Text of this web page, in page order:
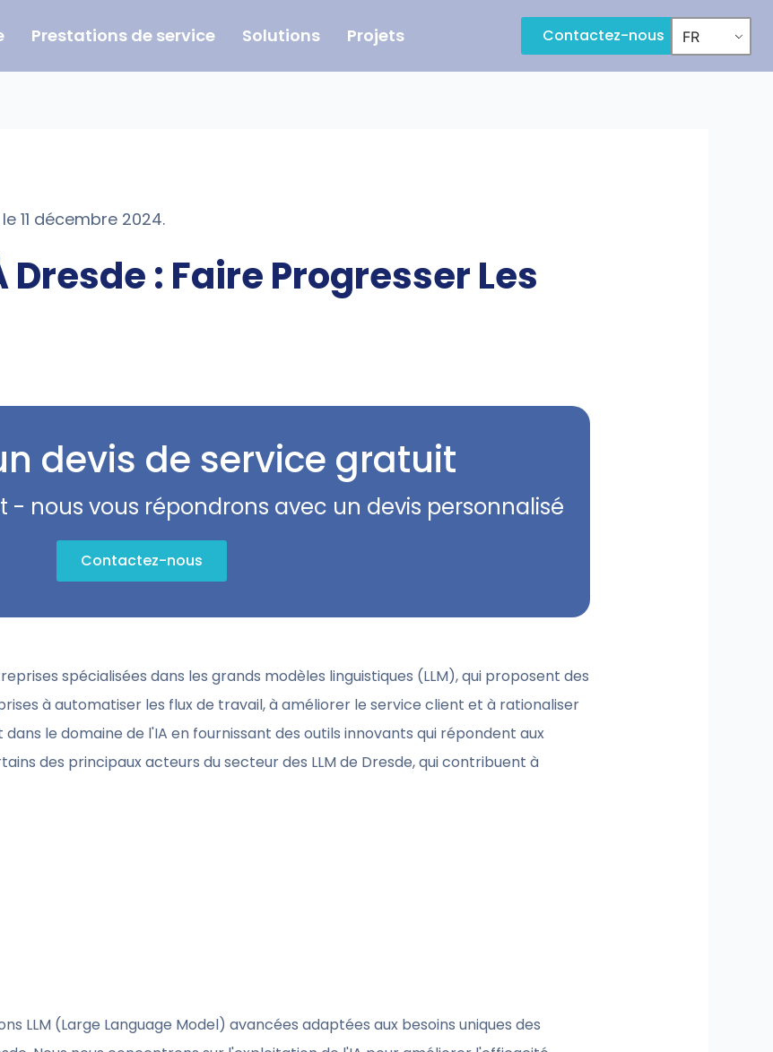
Prestations de service Solutions Projets Contactez-nous FR
11 décembre 2024.
Dresde : Faire Progresser Les
devis de service gratuit
- nous vous répondrons avec un devis personnalisé
Contactez-nous
spécialisées dans les grands modèles linguistiques (LLM), qui proposent des
à automatiser les flux de travail, à améliorer le service client et à rationaliser
le domaine de l'IA en fournissant des outils innovants qui répondent aux
des principaux acteurs du secteur des LLM de Dresde, qui contribuent à
LLM (Large Language Model) avancées adaptées aux besoins uniques des